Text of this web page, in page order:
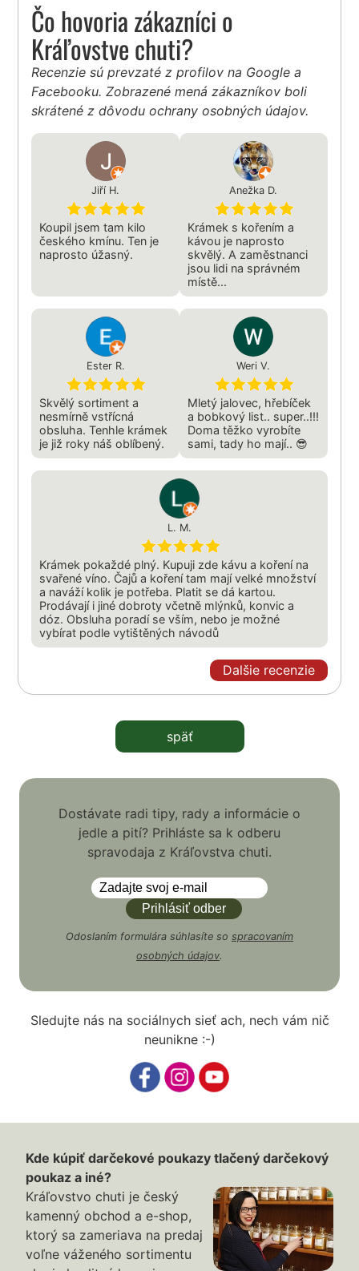
Čo hovoria zákazníci o
Kráľovstve chuti?
Recenzie sú prevzaté z profilov na Google a
Facebooku. Zobrazené mená zákazníkov boli
skrátené z dôvodu ochrany osobných údajov.
Jiří H.
Koupil jsem tam kilo
českého kmínu. Ten je
naprosto úžasný.
Anežka D.
Krámek s kořením a
kávou je naprosto
skvělý. A zaměstnanci
jsou lidi na správném
místě...
Ester R.
Skvělý sortiment a
nesmírně vstřícná
obsluha. Tenhle krámek
je již roky náš oblíbený.
Weri V.
Mletý jalovec, hřebíček
a bobkový list.. super..!!!
Doma těžko vyrobíte
sami, tady ho mají.. 😎
L. M.
Krámek pokaždé plný. Kupuji zde kávu a koření na
svařené víno. Čajů a koření tam mají velké množství
a naváží kolik je potřeba. Platit se dá kartou.
Prodávají i jiné dobroty včetně mlýnků, konvic a
dóz. Obsluha poradí se vším, nebo je možné
vybírat podle vytištěných návodů
Dalšie recenzie
späť
Dostávate radi tipy, rady a informácie o
jedle a pití? Prihláste sa k odberu
spravodaja z Kráľovstva chuti.
Odoslaním formulára súhlasíte so spracovaním
osobných údajov.
Sledujte nás na sociálnych sieť ach, nech vám nič
neunikne :-)
Kde kúpiť darčekové poukazy tlačený darčekový
poukaz a iné?
Kráľovstvo chuti je český
kamenný obchod a e-shop,
ktorý sa zameriava na predaj
voľne váženého sortimentu